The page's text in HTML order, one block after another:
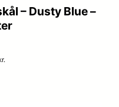
– Dusty Blue –